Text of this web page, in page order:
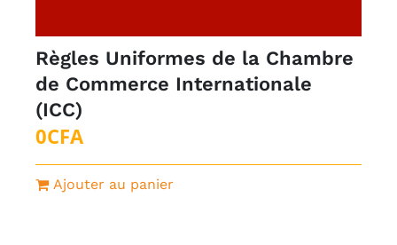
Règles Uniformes de la Chambre
de Commerce Internationale
(ICC)
0CFA
Ajouter au panier